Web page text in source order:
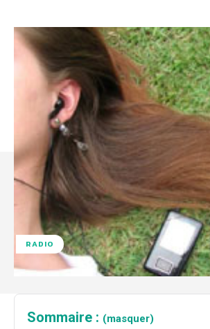
RADIO
Sommaire : (masquer)